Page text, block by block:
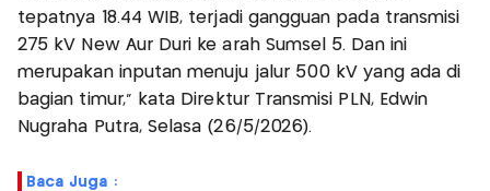
tepatnya 18.44 WIB, terjadi gangguan pada transmisi
275 kV New Aur Duri ke arah Sumsel 5. Dan ini
merupakan inputan menuju jalur 500 kV yang ada di
bagian timur,” kata Direktur Transmisi PLN, Edwin
Nugraha Putra, Selasa (26/5/2026).
Baca Juga :